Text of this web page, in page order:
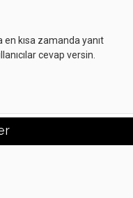
en kısa zamanda yanıt
cevap versin.